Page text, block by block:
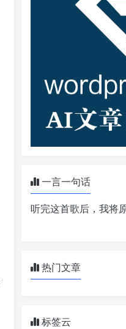
一言一句话
听完这首歌后，我将
热门文章
标签云